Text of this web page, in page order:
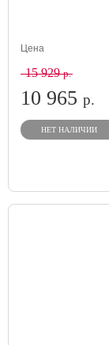
Цена
15 929р.
10 965 р.
НЕТ НАЛИЧИИ